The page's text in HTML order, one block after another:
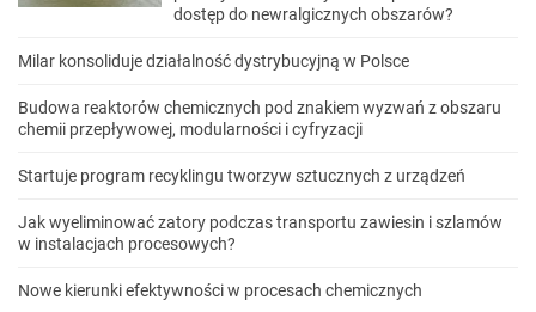
dostęp do newralgicznych obszarów?
Milar konsoliduje działalność dystrybucyjną w Polsce
Budowa reaktorów chemicznych pod znakiem wyzwań z obszaru
chemii przepływowej, modularności i cyfryzacji
Startuje program recyklingu tworzyw sztucznych z urządzeń
Jak wyeliminować zatory podczas transportu zawiesin i szlamów
w instalacjach procesowych?
Nowe kierunki efektywności w procesach chemicznych